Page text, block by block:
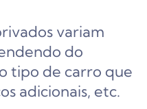
variam
do
tipo de carro que
adicionais, etc.